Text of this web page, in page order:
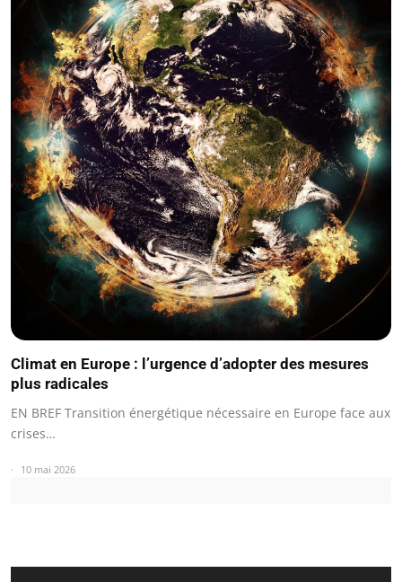
Climat en Europe : l’urgence d’adopter des mesures
plus radicales
EN BREF Transition énergétique nécessaire en Europe face aux
crises…
10 mai 2026